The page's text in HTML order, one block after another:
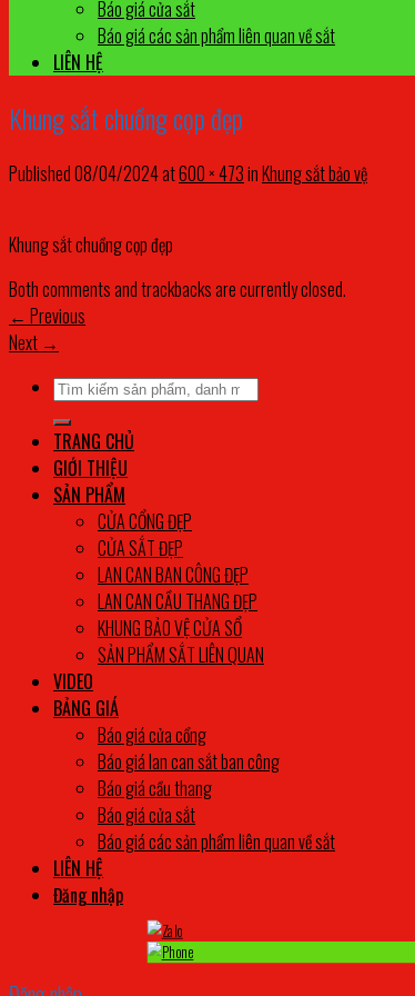
Báo giá cửa sắt
Báo giá các sản phẩm liên quan về sắt
LIÊN HỆ
Khung sắt chuồng cọp đẹp
Published08/04/2024at600 × 473inKhung sắt bảo vệ
Khung sắt chuồng cọp đẹp
Both comments and trackbacks are currently closed.
← Previous
Next →
Tìm
kiếm:
TRANG CHỦ
GIỚI THIỆU
SẢN PHẨM
CỬA CỔNG ĐẸP
CỬA SẮT ĐẸP
LAN CAN BAN CÔNG ĐẸP
LAN CAN CẦU THANG ĐẸP
KHUNG BẢO VỆ CỬA SỔ
SẢN PHẨM SẮT LIÊN QUAN
VIDEO
BẢNG GIÁ
Báo giá cửa cổng
Báo giá lan can sắt ban công
Báo giá cầu thang
Báo giá cửa sắt
Báo giá các sản phẩm liên quan về sắt
LIÊN HỆ
Đăng nhập